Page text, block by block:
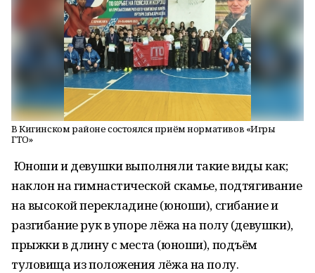
В Кигинском районе состоялся приём нормативов «Игры
ГТО»
Юноши и девушки выполняли такие виды как;
наклон на гимнастической скамье, подтягивание
на высокой перекладине (юноши), сгибание и
разгибание рук в упоре лёжа на полу (девушки),
прыжки в длину с места (юноши), подъём
туловища из положения лёжа на полу.